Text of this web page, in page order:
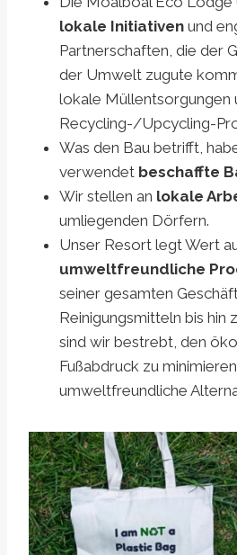
lokale Initiativen und
Partnerschaften, die der
der Umwelt zugute
lokale Müllentsorgungen
Recycling-/Upcycling-
Was den Bau betrifft,
verwendet beschaffte
Wir stellen an lokale
umliegenden Dörfern.
Unser Resort legt Wert
umweltfreundliche
seiner gesamten
Reinigungsmitteln bis hin
sind wir bestrebt, den
Fußabdruck zu
umweltfreundliche